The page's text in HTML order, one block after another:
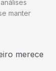
manter
merece